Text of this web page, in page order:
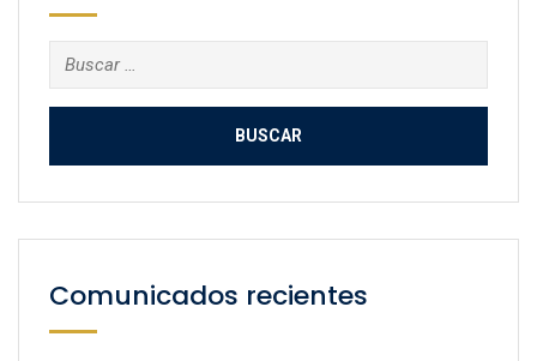
Buscar:
Comunicados recientes